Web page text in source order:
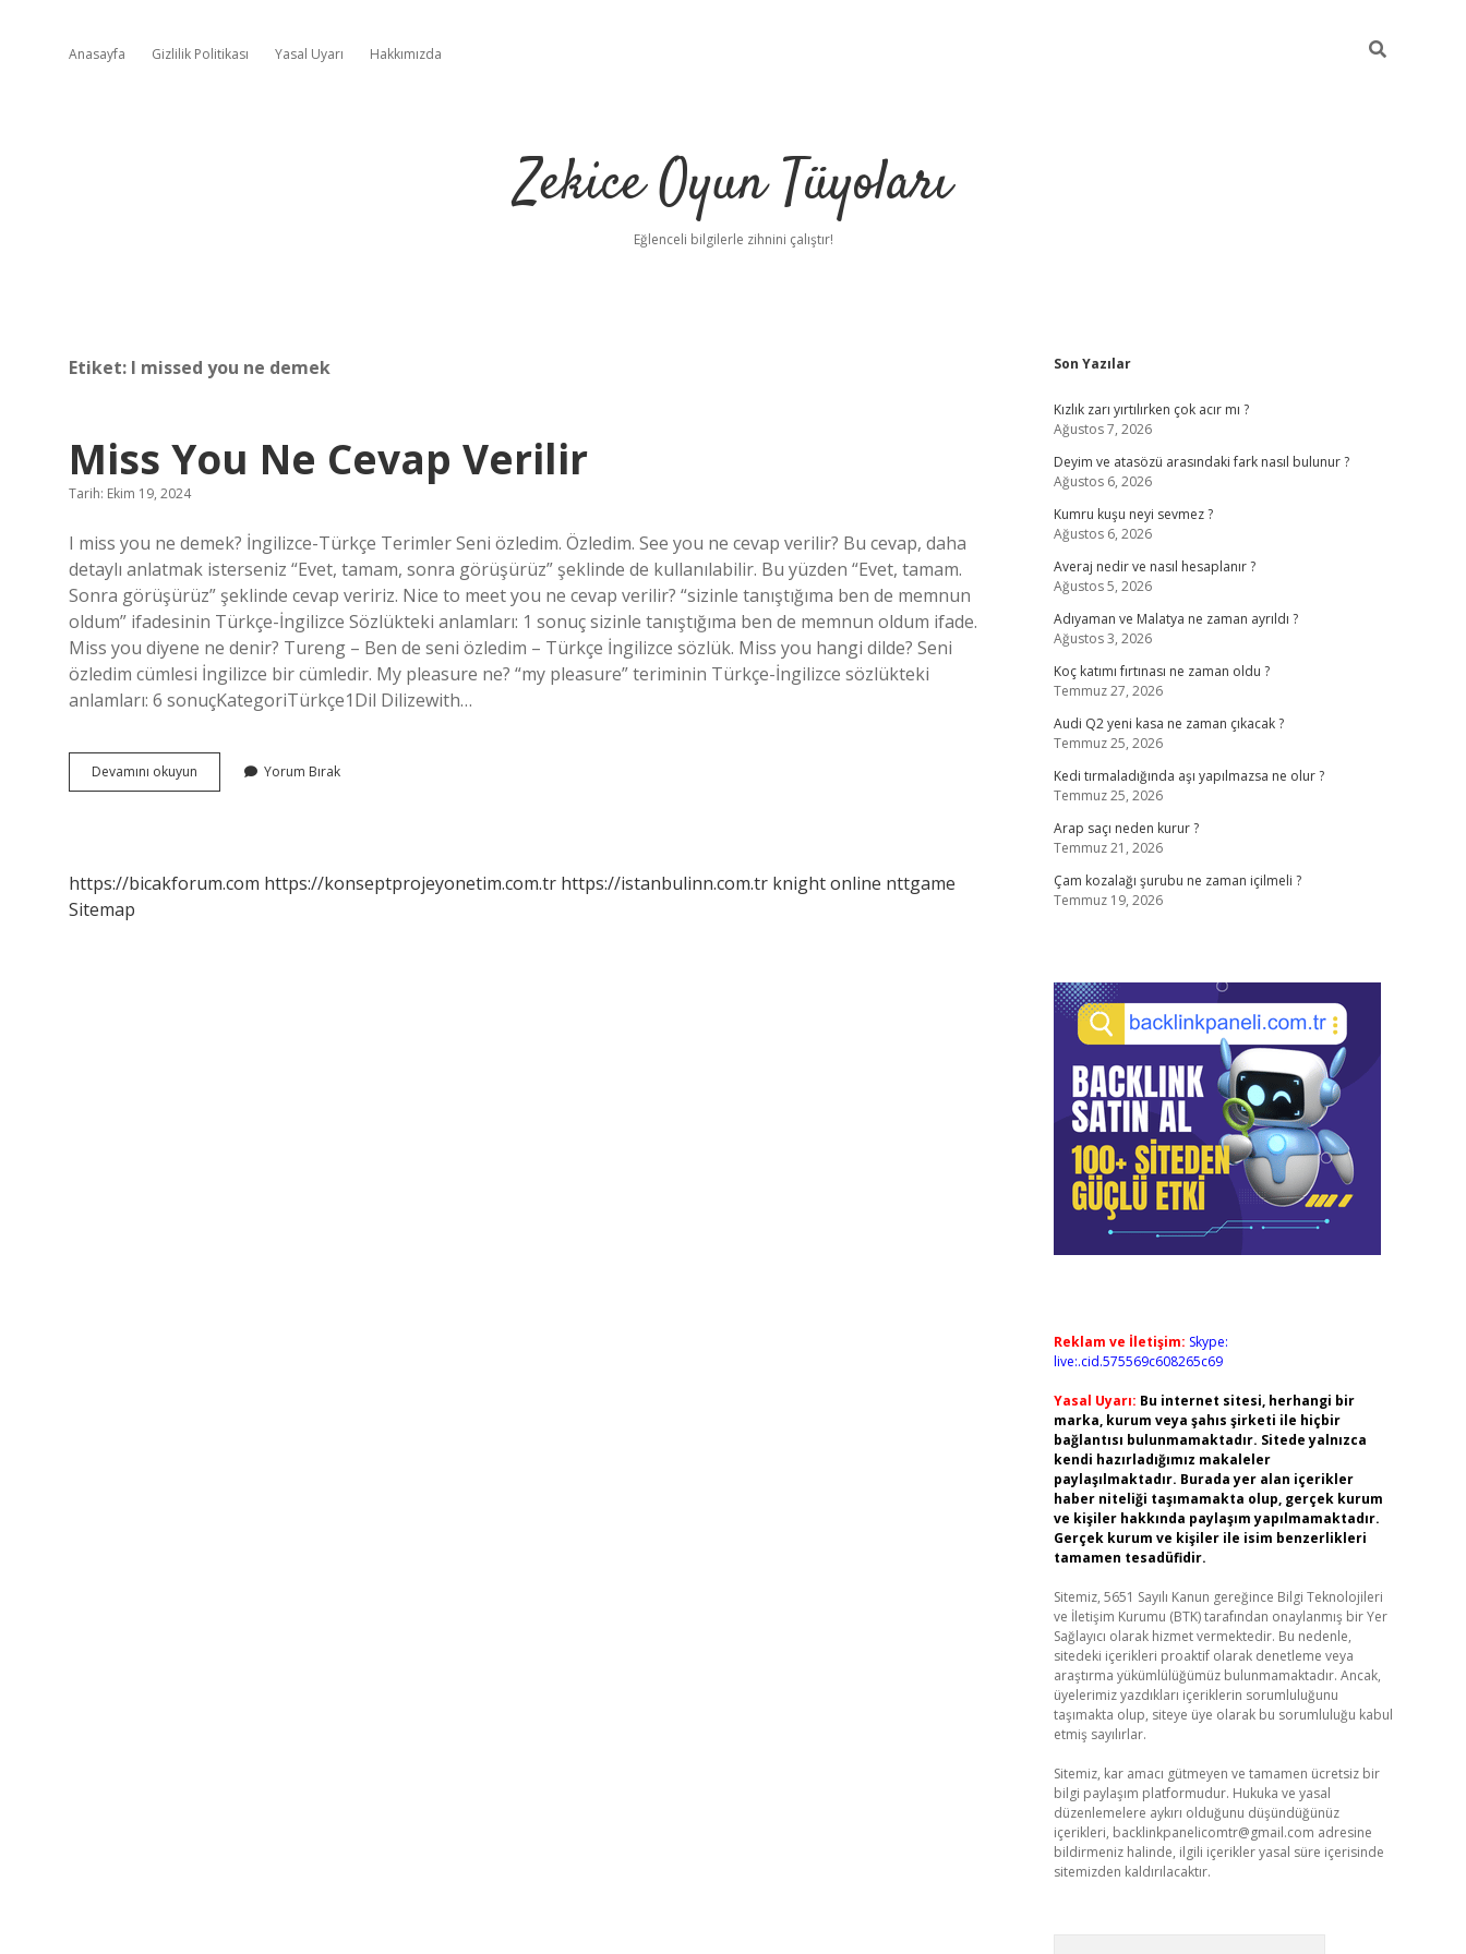
Anasayfa Gizlilik Politikası Yasal Uyarı Hakkımızda
Zekice Oyun Tüyoları
Eğlenceli bilgilerle zihnini çalıştır!
Etiket: I missed you ne demek
Miss You Ne Cevap Verilir
Tarih: Ekim 19, 2024
I miss you ne demek? İngilizce-Türkçe Terimler Seni özledim. Özledim. See you ne cevap verilir? Bu cevap, daha
detaylı anlatmak isterseniz “Evet, tamam, sonra görüşürüz” şeklinde de kullanılabilir. Bu yüzden “Evet, tamam.
Sonra görüşürüz” şeklinde cevap veririz. Nice to meet you ne cevap verilir? “sizinle tanıştığıma ben de memnun
oldum” ifadesinin Türkçe-İngilizce Sözlükteki anlamları: 1 sonuç sizinle tanıştığıma ben de memnun oldum ifade.
Miss you diyene ne denir? Tureng – Ben de seni özledim – Türkçe İngilizce sözlük. Miss you hangi dilde? Seni
özledim cümlesi İngilizce bir cümledir. My pleasure ne? “my pleasure” teriminin Türkçe-İngilizce sözlükteki
anlamları: 6 sonuçKategoriTürkçe1Dil Dilizewith…
Devamını okuyun
You
Yorum Bırak
https://bicakforum.com https://konseptprojeyonetim.com.tr https://istanbulinn.com.tr knight online nttgame
Sitemap
Sidebar
Son Yazılar
Kızlık zarı yırtılırken çok acır mı ?
Ağustos 7, 2026
Deyim ve atasözü arasındaki fark nasıl bulunur ?
Ağustos 6, 2026
Kumru kuşu neyi sevmez ?
Ağustos 6, 2026
Averaj nedir ve nasıl hesaplanır ?
Ağustos 5, 2026
Adıyaman ve Malatya ne zaman ayrıldı ?
Ağustos 3, 2026
Koç katımı fırtınası ne zaman oldu ?
Temmuz 27, 2026
Audi Q2 yeni kasa ne zaman çıkacak ?
Temmuz 25, 2026
Kedi tırmaladığında aşı yapılmazsa ne olur ?
Temmuz 25, 2026
Arap saçı neden kurur ?
Temmuz 21, 2026
Çam kozalağı şurubu ne zaman içilmeli ?
Temmuz 19, 2026
Reklam ve İletişim: Skype:
live:.cid.575569c608265c69
Yasal Uyarı: Bu internet sitesi, herhangi bir
marka, kurum veya şahıs şirketi ile hiçbir
bağlantısı bulunmamaktadır. Sitede yalnızca
kendi hazırladığımız makaleler
paylaşılmaktadır. Burada yer alan içerikler
haber niteliği taşımamakta olup, gerçek kurum
ve kişiler hakkında paylaşım yapılmamaktadır.
Gerçek kurum ve kişiler ile isim benzerlikleri
tamamen tesadüfidir.
Sitemiz, 5651 Sayılı Kanun gereğince Bilgi Teknolojileri
ve İletişim Kurumu (BTK) tarafından onaylanmış bir Yer
Sağlayıcı olarak hizmet vermektedir. Bu nedenle,
sitedeki içerikleri proaktif olarak denetleme veya
araştırma yükümlülüğümüz bulunmamaktadır. Ancak,
üyelerimiz yazdıkları içeriklerin sorumluluğunu
taşımakta olup, siteye üye olarak bu sorumluluğu kabul
etmiş sayılırlar.
Sitemiz, kar amacı gütmeyen ve tamamen ücretsiz bir
bilgi paylaşım platformudur. Hukuka ve yasal
düzenlemelere aykırı olduğunu düşündüğünüz
içerikleri, backlinkpanelicomtr@gmail.com adresine
bildirmeniz halinde, ilgili içerikler yasal süre içerisinde
sitemizden kaldırılacaktır.
https://ilbet.online/vdcasino sitesi